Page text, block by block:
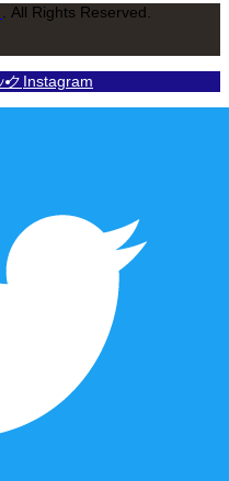
. All Rights Reserved.
ク Instagram